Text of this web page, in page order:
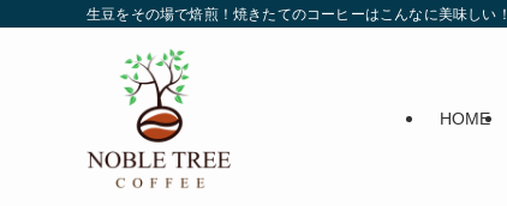
生豆をその場で焙煎！焼きたてのコーヒーはこんなに美味しい！
HOME